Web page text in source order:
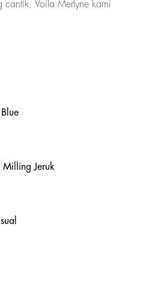
cantik, Voila Merlyne kami
Jeruk